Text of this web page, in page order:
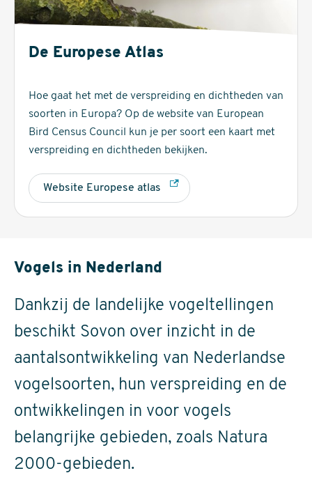
De Europese Atlas
Hoe gaat het met de verspreiding en dichtheden van
soorten in Europa? Op de website van European
Bird Census Council kun je per soort een kaart met
verspreiding en dichtheden bekijken.
Website Europese atlas
Vogels in Nederland
Dankzij de landelijke vogeltellingen
beschikt Sovon over inzicht in de
aantalsontwikkeling van Nederlandse
vogelsoorten, hun verspreiding en de
ontwikkelingen in voor vogels
belangrijke gebieden, zoals Natura
2000-gebieden.